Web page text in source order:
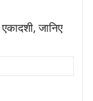
जानिए